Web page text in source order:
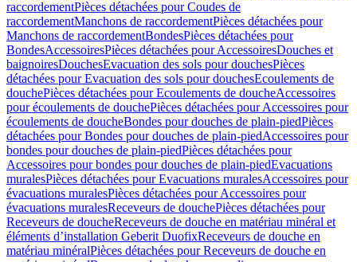
raccordementPièces détachées pour Coudes de
raccordementManchons de raccordementPièces détachées pour
Manchons de raccordementBondesPièces détachées pour
BondesAccessoiresPièces détachées pour AccessoiresDouches et
baignoiresDouchesEvacuation des sols pour douchesPièces
détachées pour Evacuation des sols pour douchesEcoulements de
douchePièces détachées pour Ecoulements de doucheAccessoires
pour écoulements de douchePièces détachées pour Accessoires pour
écoulements de doucheBondes pour douches de plain-piedPièces
détachées pour Bondes pour douches de plain-piedAccessoires pour
bondes pour douches de plain-piedPièces détachées pour
Accessoires pour bondes pour douches de plain-piedEvacuations
muralesPièces détachées pour Evacuations muralesAccessoires pour
évacuations muralesPièces détachées pour Accessoires pour
évacuations muralesReceveurs de douchePièces détachées pour
Receveurs de doucheReceveurs de douche en matériau minéral et
éléments d’installation Geberit DuofixReceveurs de douche en
matériau minéralPièces détachées pour Receveurs de douche en